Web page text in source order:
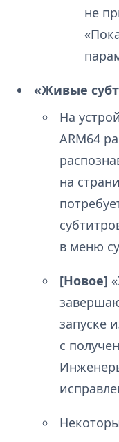
не
«Живые
На
ARM64
на
в меню
[Новое]
запуске
с